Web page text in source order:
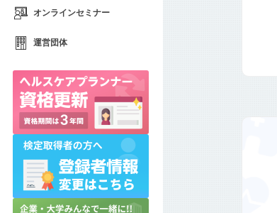
オンラインセミナー
運営団体